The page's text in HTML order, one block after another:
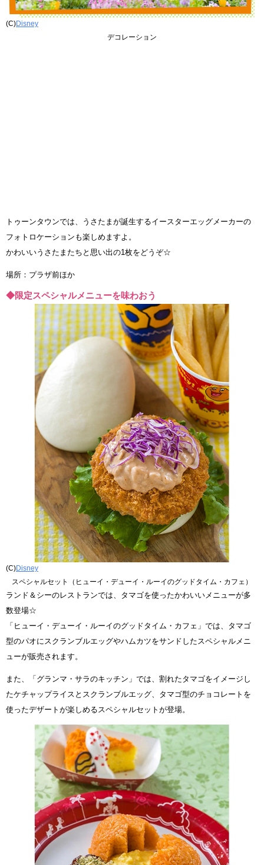
(C)Disney
デコレーション
トゥーンタウンでは、うさたまが誕生するイースターエッグメーカーの
フォトロケーションも楽しめますよ。
かわいいうさたまたちと思い出の1枚をどうぞ☆
場所：プラザ前ほか
◆限定スペシャルメニューを味わおう
(C)Disney
スペシャルセット（ヒューイ・デューイ・ルーイのグッドタイム・カフェ）
ランド＆シーのレストランでは、タマゴを使ったかわいいメニューが多
数登場☆
「ヒューイ・デューイ・ルーイのグッドタイム・カフェ」では、タマゴ
型のパオにスクランブルエッグやハムカツをサンドしたスペシャルメニ
ューが販売されます。
また、「グランマ・サラのキッチン」では、割れたタマゴをイメージし
たケチャップライスとスクランブルエッグ、タマゴ型のチョコレートを
使ったデザートが楽しめるスペシャルセットが登場。